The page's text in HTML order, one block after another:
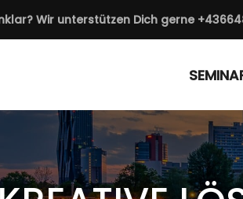
Wir unterstützen Dich gerne